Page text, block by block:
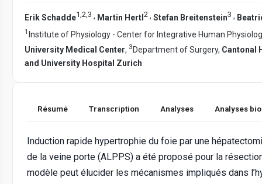
Erik Schadde1,2,3 , Martin Hertl 2 , Stefan Breitenstein3 ,
1 Institute of Physiology - Center for Integrative Human
University Medical Center, 3 Department of Surgery, Cantonal
and University Hospital Zurich
Résumé Transcription Analyses Analyses
Induction rapide hypertrophie du foie par une
de la veine porte (ALPPS) a été proposé pour la
modèle peut élucider les mécanismes impliqués dans